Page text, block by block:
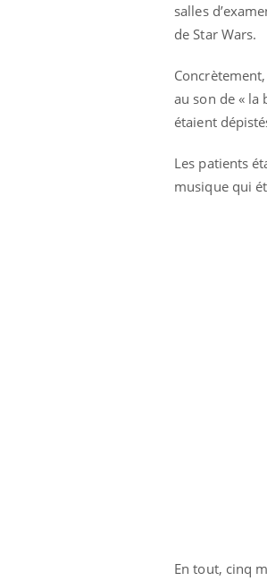
salles
de Star Wars.
au son de « la
étaient
Les patients
musique qui
En tout, cinq
Insuline & Charge
osait en parler??